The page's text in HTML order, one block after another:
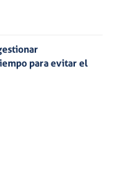
para evitar el